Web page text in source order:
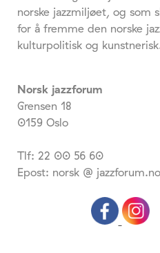
norske jazzmiljøet, og som
for å fremme den norske
kulturpolitisk og
Norsk jazzforum
Grensen 18
0159 Oslo
Tlf: 22 00 56 60
Epost: norsk @ jazzforum.no